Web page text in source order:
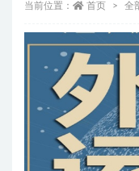
当前位置： 首页 全